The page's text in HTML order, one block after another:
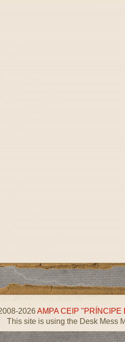
2026AMPA CEIP "PRÍNCIPE
This site is using the Desk Mess